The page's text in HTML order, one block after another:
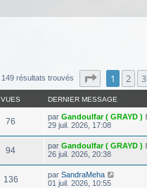
149 résultats trouvés Page sur 8
1 2 3
VUES DERNIER MESSAGE
76 par Gandoulfar ( GRAYD )
29 juil. 2026, 17:08
94 par Gandoulfar ( GRAYD )
26 juil. 2026, 20:38
136 par SandraMeha
01 juil. 2026, 10:55